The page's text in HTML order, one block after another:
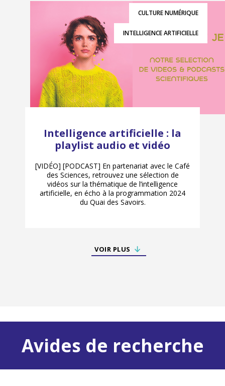
CULTURE NUMÉRIQUE
INTELLIGENCE ARTIFICIELLE
Intelligence artificielle : la
playlist audio et vidéo
[VIDÉO] [PODCAST] En partenariat avec le Café
des Sciences, retrouvez une sélection de
vidéos sur la thématique de l’intelligence
artificielle, en écho à la programmation 2024
du Quai des Savoirs.
VOIR PLUS
Avides de recherche